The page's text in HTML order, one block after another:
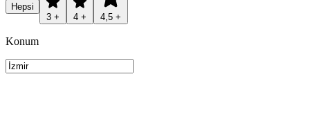
Hepsi
3 +
4 + 4,5 +
Konum